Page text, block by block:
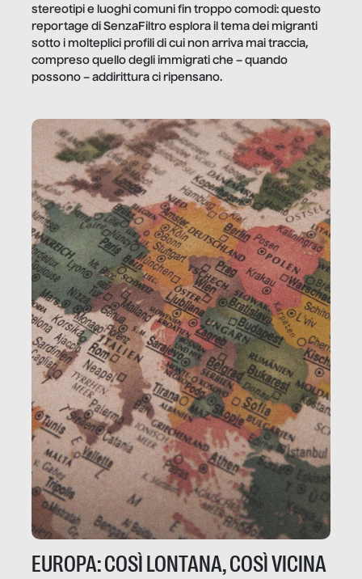
stereotipi e luoghi comuni fin troppo comodi: questo
reportage di SenzaFiltro esplora il tema dei migranti
sotto i molteplici profili di cui non arriva mai traccia,
compreso quello degli immigrati che – quando
possono – addirittura ci ripensano.
EUROPA: COSÌ LONTANA, COSÌ VICINA